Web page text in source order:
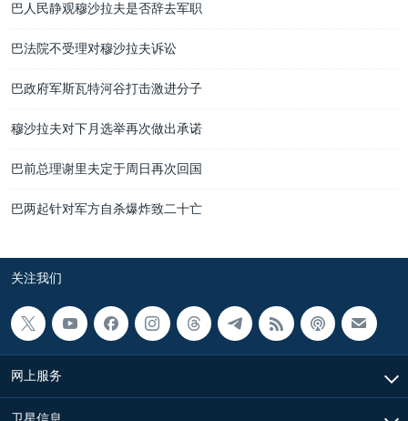
巴人民静观穆沙拉夫是否辞去军职
巴法院不受理对穆沙拉夫诉讼
巴政府军斯瓦特河谷打击激进分子
穆沙拉夫对下月选举再次做出承诺
巴前总理谢里夫定于周日再次回国
巴两起针对军方自杀爆炸致二十亡
关注我们
网上服务